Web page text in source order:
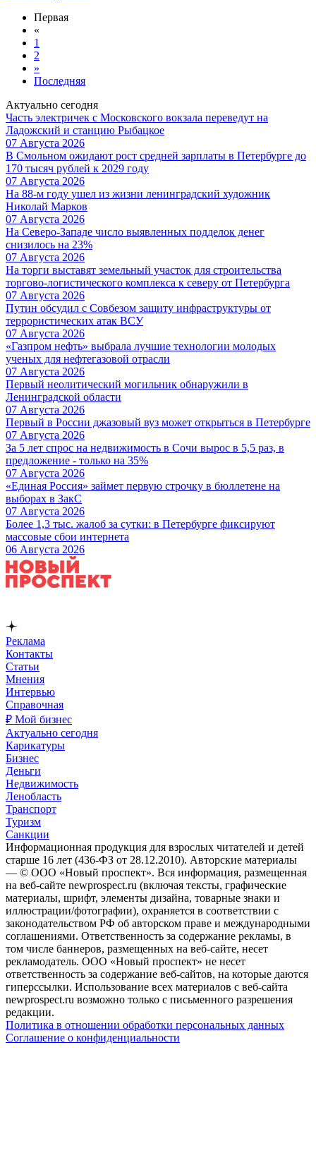
Первая
«
1
2
»
Последняя
Актуально сегодня
Часть электричек с Московского вокзала переведут на
Ладожский и станцию Рыбацкое
07 Августа 2026
В Смольном ожидают рост средней зарплаты в Петербурге до
170 тысяч рублей к 2029 году
07 Августа 2026
На 88-м году ушел из жизни ленинградский художник
Николай Марков
07 Августа 2026
На Северо-Западе число выявленных подделок денег
снизилось на 23%
07 Августа 2026
На торги выставят земельный участок для строительства
торгово-логистического комплекса к северу от Петербурга
07 Августа 2026
Путин обсудил с Совбезом защиту инфраструктуры от
террористических атак ВСУ
07 Августа 2026
«Газпром нефть» выбрала лучшие технологии молодых
ученых для нефтегазовой отрасли
07 Августа 2026
Первый неолитический могильник обнаружили в
Ленинградской области
07 Августа 2026
Первый в России джазовый вуз может открыться в Петербурге
07 Августа 2026
За 5 лет спрос на недвижимость в Сочи вырос в 5,5 раз, в
предложение - только на 35%
07 Августа 2026
«Единая Россия» займет первую строчку в бюллетене на
выборах в ЗакС
07 Августа 2026
Более 1,3 тыс. жалоб за сутки: в Петербурге фиксируют
массовые сбои интернета
06 Августа 2026
Реклама
Контакты
Статьи
Мнения
Интервью
Справочная
₽ Мой бизнес
Актуально сегодня
Карикатуры
Бизнес
Деньги
Недвижимость
Ленобласть
Транспорт
Туризм
Санкции
Информационная продукция для взрослых читателей и детей
старше 16 лет (436-ФЗ от 28.12.2010). Авторские материалы
— © ООО «Новый проспект». Вся информация, размещенная
на веб-сайте newprospect.ru (включая тексты, графические
материалы, шрифт, элементы дизайна, товарные знаки и
иллюстрации/фотографии), охраняется в соответствии с
законодательством РФ об авторском праве и международными
соглашениями. Ответственность за содержание рекламы, в
том числе баннеров, размещенных на веб-сайте, несет
рекламодатель. ООО «Новый проспект» не несет
ответственность за содержание веб-сайтов, на которые даются
гиперссылки. Использование всех материалов с веб-сайта
newprospect.ru возможно только с письменного разрешения
редакции.
Политика в отношении обработки персональных данных
Соглашение о конфиденциальности